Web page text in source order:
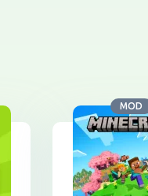
MOD